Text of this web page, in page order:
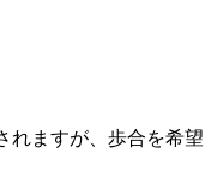
で。
治療をすることになり
は嬉しいことですが、
れますが、歩合を希望